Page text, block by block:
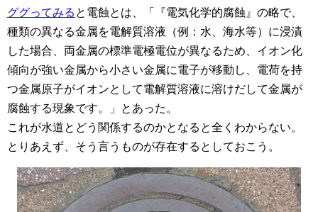
ググってみる と電蝕とは、「『電気化学的腐蝕』の略で、
種類の異なる金属を電解質溶液（例：水、海水等）に浸漬
した場合、両金属の標準電極電位が異なるため、イオン化
傾向が強い金属から小さい金属に電子が移動し、電荷を持
つ金属原子がイオンとして電解質溶液に溶けだして金属が
腐蝕する現象です。」とあった。
これが水道とどう関係するのかとなると全くわからない。
とりあえず、そう言うものが存在するとしておこう。